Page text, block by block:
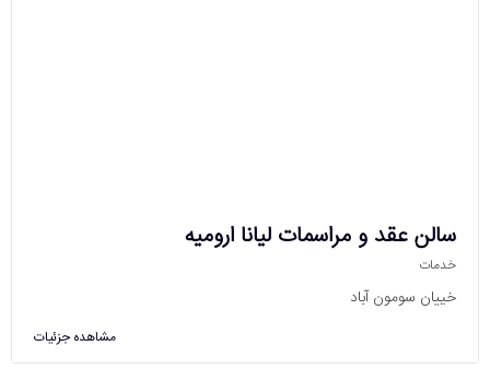
سالن عقد و مراسمات لیانا ارومیه
خدمات
خییان سومون آباد
مشاهده جزئیات